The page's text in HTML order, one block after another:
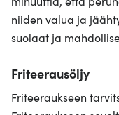
sivustoamme.
tietoja muihin
kerätty, kun olet
niiden valua ja
suolaat ja
Friteerausöljy
Friteeraukseen